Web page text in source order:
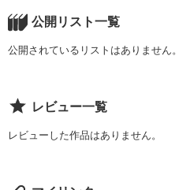
ピノがいなければ貴方に出逢っ
公開リスト一覧
公開されているリストはありません。
レビュー一覧
レビューした作品はありません。